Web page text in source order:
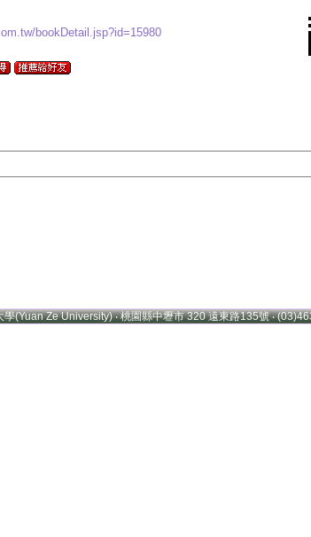
bookDetail.jsp?id=15980
(Yuan Ze University) ‧ 桃園縣中壢市 320 遠東路135號 ‧